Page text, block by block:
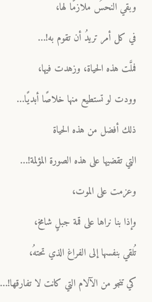
وبقي النحسُ ملازمًا لها،
في كل أمر تريدُ أن تقوم به!…
فملَّت هذه الحياة، وزهدت فيها،
وودت لو تستطيع منها خلاصًا أبديًا…
ذلك أفضل من هذه الحياة
التي تقضيها على هذه الصورة المؤلمة!…
وعزمت على الموت،
وإذا بنا نراها على قمة جبلٍ شامخ،
تُلقي بنفسها إلى الفراغ الذي تحتهُ،
كي تنجو من الآلام التي كانت لا تفارقها!…